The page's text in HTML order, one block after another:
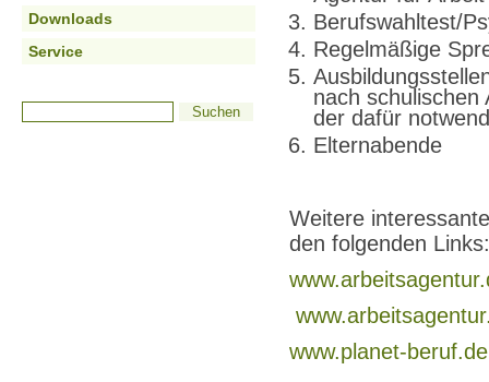
Downloads
Service
Berufswahltest/
Regelmäßige
nach schulischen
der dafür
Elternabende
Weitere
den folgenden Links:
www.planet-beruf.de